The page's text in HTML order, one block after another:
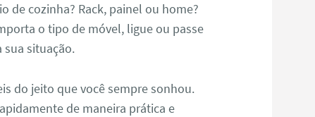
de cozinha? Rack, painel ou home?
o tipo de móvel, ligue ou passe
sua situação.
do jeito que você sempre sonhou.
de maneira prática e